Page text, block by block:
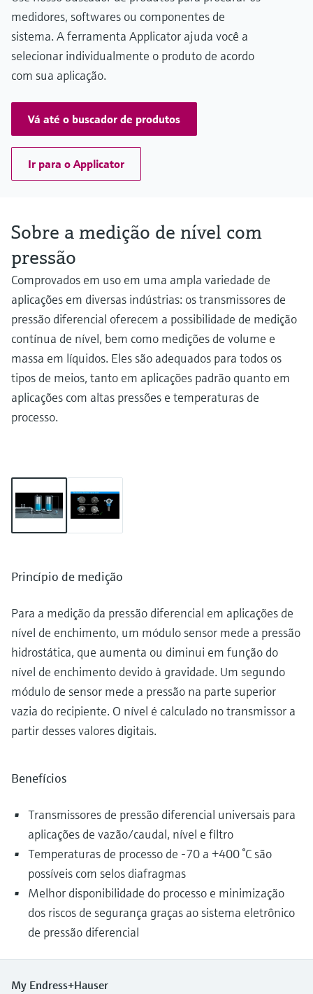
(0.15 psi...3750 psi)
medidores, softwares ou componentes de
sistema. A ferramenta Applicator ajuda você a
selecionar individualmente o produto de acordo
com sua aplicação.
Vá até o buscador de produtos
Ir para o Applicator
Sobre a medição de nível com
pressão
Comprovados em uso em uma ampla variedade de
aplicações em diversas indústrias: os transmissores de
pressão diferencial oferecem a possibilidade de medição
contínua de nível, bem como medições de volume e
massa em líquidos. Eles são adequados para todos os
tipos de meios, tanto em aplicações padrão quanto em
aplicações com altas pressões e temperaturas de
processo.
Princípio de medição
Para a medição da pressão diferencial em aplicações de
nível de enchimento, um módulo sensor mede a pressão
hidrostática, que aumenta ou diminui em função do
nível de enchimento devido à gravidade. Um segundo
módulo de sensor mede a pressão na parte superior
vazia do recipiente. O nível é calculado no transmissor a
partir desses valores digitais.
Benefícios
Transmissores de pressão diferencial universais para
aplicações de vazão/caudal, nível e filtro
Temperaturas de processo de -70 a +400 °C são
possíveis com selos diafragmas
Melhor disponibilidade do processo e minimização
dos riscos de segurança graças ao sistema eletrônico
de pressão diferencial
My Endress+Hauser